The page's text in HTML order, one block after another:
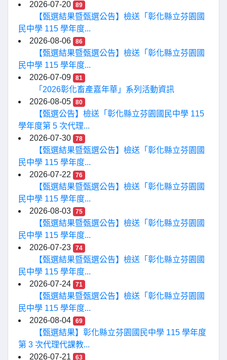
2026-07-20 89
【甄選結果暨甄選公告】檢送「彰化縣立芬園國
民中學 115 學年度...
2026-08-06
86
【甄選結果暨甄選公告】檢送「彰化縣立芬園國
民中學 115 學年度...
2026-07-09
81
「2026彰化畜產嘉年華」系列活動資訊
2026-08-05
80
【甄選公告】檢送「彰化縣立芬園國民中學 115
學年度第 5 次代理...
2026-07-30
78
【甄選結果暨甄選公告】檢送「彰化縣立芬園國
民中學 115 學年度...
2026-07-22
76
【甄選結果暨甄選公告】檢送「彰化縣立芬園國
民中學 115 學年度...
2026-08-03
75
【甄選結果暨甄選公告】檢送「彰化縣立芬園國
民中學 115 學年度...
2026-07-23
74
【甄選結果暨甄選公告】檢送「彰化縣立芬園國
民中學 115 學年度...
2026-07-24
71
【甄選結果暨甄選公告】檢送「彰化縣立芬園國
民中學 115 學年度...
2026-08-04
69
【甄選結果】彰化縣立芬園國民中學 115 學年度
第 3 次代理代課教...
2026-07-21
63